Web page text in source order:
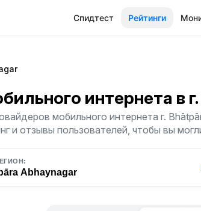
Спидтест Рейтинги
интернета в
мобильного интернета г.
и отзывы пользователей, чтобы вы
Abhaynagar